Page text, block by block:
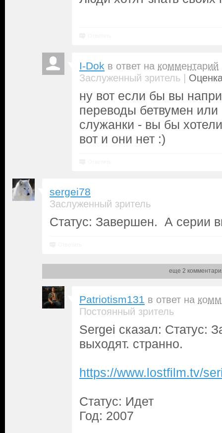
I-Dok в ответ на комментарий
Заслуженный зритель |
ну вот если бы вы
переводы бетвумен или
служанки - вы бы
вот и они нет :)
sergei78
Заслуженный зритель
Статус: Завершен. А серии
еще 2
Patriotism131 в ответ на
Постоянный зритель
Sergei сказал: Статус:
выходят. странно.
https://www.lostfilm.tv/
Статус: Идет
Год: 2007